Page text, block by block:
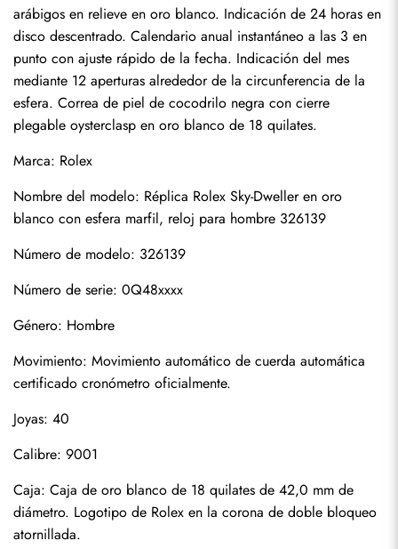
arábigos en relieve en oro blanco. Indicación de 24 horas en
disco descentrado. Calendario anual instantáneo a las 3 en
punto con ajuste rápido de la fecha. Indicación del mes
mediante 12 aperturas alrededor de la circunferencia de la
esfera. Correa de piel de cocodrilo negra con cierre
plegable oysterclasp en oro blanco de 18 quilates.
Marca: Rolex
Nombre del modelo: Réplica Rolex Sky-Dweller en oro
blanco con esfera marfil, reloj para hombre 326139
Número de modelo: 326139
Número de serie: 0Q48xxxx
Género: Hombre
Movimiento: Movimiento automático de cuerda automática
certificado cronómetro oficialmente.
Joyas: 40
Calibre: 9001
Caja: Caja de oro blanco de 18 quilates de 42,0 mm de
diámetro. Logotipo de Rolex en la corona de doble bloqueo
atornillada.